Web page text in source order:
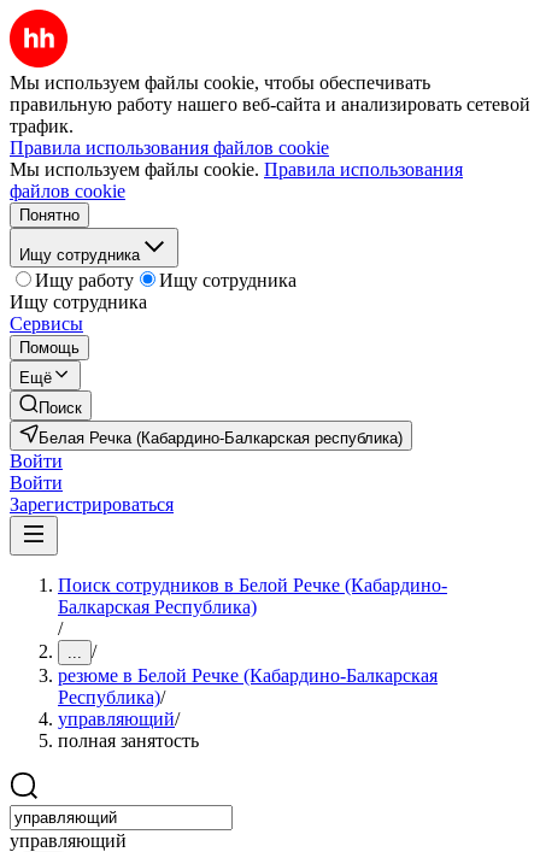
Мы используем файлы cookie, чтобы обеспечивать
правильную работу нашего веб-сайта и анализировать сетевой
трафик.
Правила использования файлов cookie
Мы используем файлы cookie. Правила использования
файлов cookie
Понятно
Ищу сотрудника
Ищу работу
Ищу сотрудника
Ищу сотрудника
Сервисы
Помощь
Ещё
Поиск
Белая Речка (Кабардино-Балкарская республика)
Войти
Войти
Зарегистрироваться
Поиск сотрудников в Белой Речке (Кабардино-
Балкарская Республика)
/
... /
резюме в Белой Речке (Кабардино-Балкарская
Республика)/
управляющий/
полная занятость
управляющий